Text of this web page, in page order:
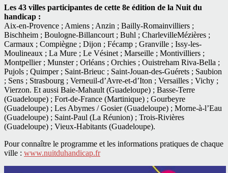
Les 43 villes participantes de cette 8e édition de la Nuit du
handicap :
Aix-en-Provence ; Amiens ; Anzin ; Bailly-Romainvilliers ;
Bischheim ; Boulogne-Billancourt ; Buhl ; CharlevilleMézières ;
Carmaux ; Compiègne ; Dijon ; Fécamp ; Granville ; Issy-les-
Moulineaux ; La Mure ; Le Vésinet ; Marseille ; Montivilliers ;
Montpellier ; Munster ; Orléans ; Orchies ; Ouistreham Riva-Bella ;
Pujols ; Quimper ; Saint-Brieuc ; Saint-Jouan-des-Guérets ; Saubion
; Sens ; Strasbourg ; Verneuil-d’Avre-et-d’Iton ; Versailles ; Vichy ;
Vierzon. Et aussi Baie-Mahault (Guadeloupe) ; Basse-Terre
(Guadeloupe) ; Fort-de-France (Martinique) ; Gourbeyre
(Guadeloupe) ; Les Abymes / Gosier (Guadeloupe) ; Morne-à-l’Eau
(Guadeloupe) ; Saint-Paul (La Réunion) ; Trois-Rivières
(Guadeloupe) ; Vieux-Habitants (Guadeloupe).
Pour connaître le programme et les informations pratiques de chaque
ville : www.nuitduhandicap.fr